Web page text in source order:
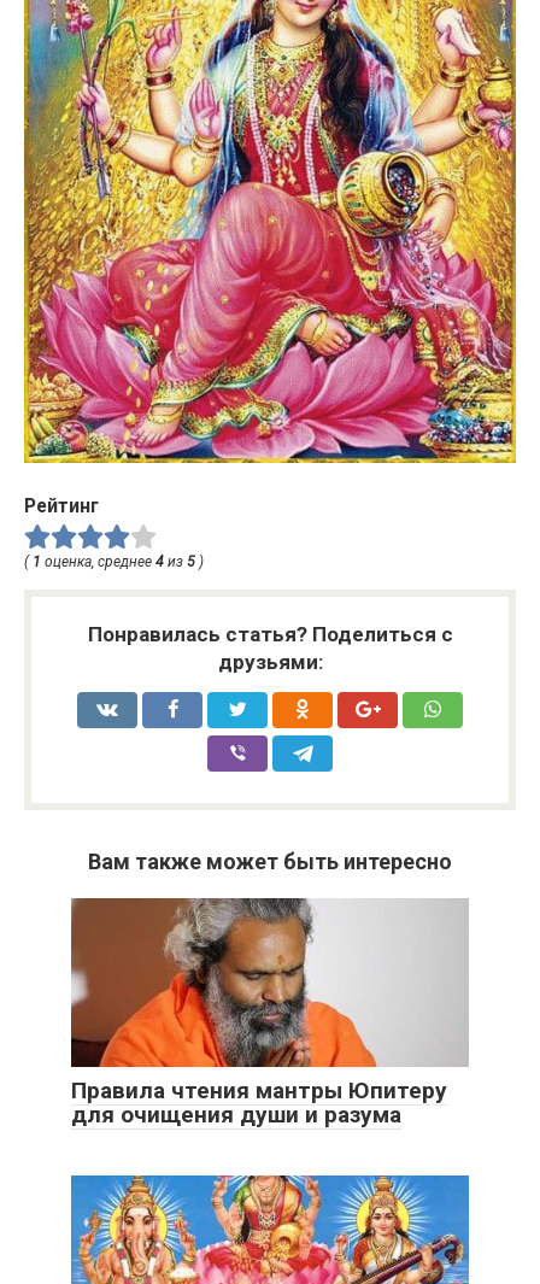
Рейтинг
( 1 оценка, среднее 4 из 5 )
Понравилась статья? Поделиться с
друзьями:
Вам также может быть интересно
Правила чтения мантры Юпитеру
для очищения души и разума